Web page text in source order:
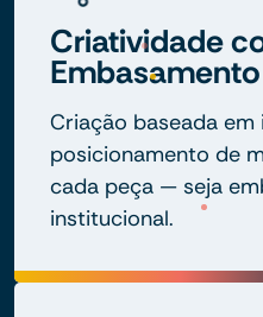
Criatividade
Criação baseada em
posicionamento de
cada peça — seja
institucional.